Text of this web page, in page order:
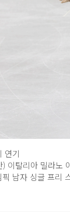
연기
) 이탈리아 밀라노
남자 싱글 프리